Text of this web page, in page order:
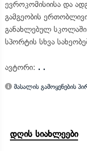
ევროკომისიისა და
გამგეობის
განახლებულ
სპორტის სხვა
ავტორი: . .
მასალის გამოყენების
დღის სიახლეები